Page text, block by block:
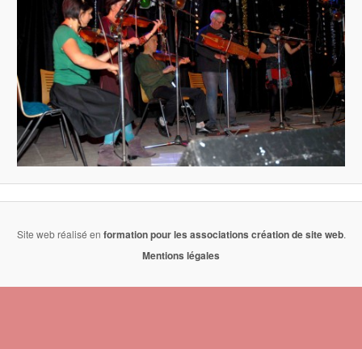
Site web réalisé en formation pour les associations création de site web.
Mentions légales